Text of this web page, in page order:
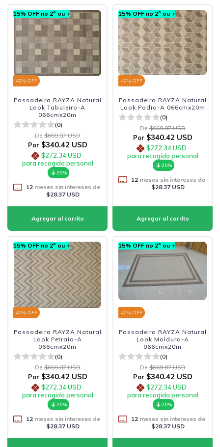
15% OFF no 2º ou +
49% OFF
Passadeira RAYZA Natural
Look Tabuleiro-A
066cmx20m
(0)
De $669.87 USD
Por $340.42 USD
$272.34 USD
para recogida personal
20%
12meses sin intereses de
$28.37 USD
15% OFF no 2º ou +
49% OFF
Passadeira RAYZA Natural
Look Podio-A 066cmx20m
(0)
De $669.87 USD
Por $340.42 USD
$272.34 USD
para recogida personal
20%
12meses sin intereses de
$28.37 USD
15% OFF no 2º ou +
49% OFF
Passadeira RAYZA Natural
Look Petraia-A
066cmx20m
(0)
De $669.87 USD
Por $340.42 USD
$272.34 USD
para recogida personal
20%
12meses sin intereses de
$28.37 USD
15% OFF no 2º ou +
49% OFF
Passadeira RAYZA Natural
Look Moldura-A
066cmx20m
(0)
De $669.87 USD
Por $340.42 USD
$272.34 USD
para recogida personal
20%
12meses sin intereses de
$28.37 USD